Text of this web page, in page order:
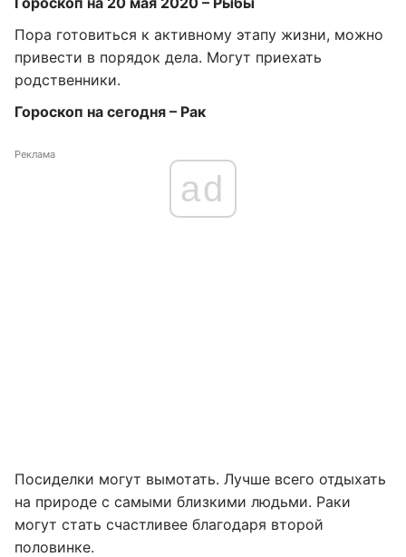
Пора готовиться к активному этапу жизни, можно
привести в порядок дела. Могут приехать
родственники.
Гороскоп на сегодня – Рак
Реклама
ad
Посиделки могут вымотать. Лучше всего отдыхать
на природе с самыми близкими людьми. Раки
могут стать счастливее благодаря второй
половинке.